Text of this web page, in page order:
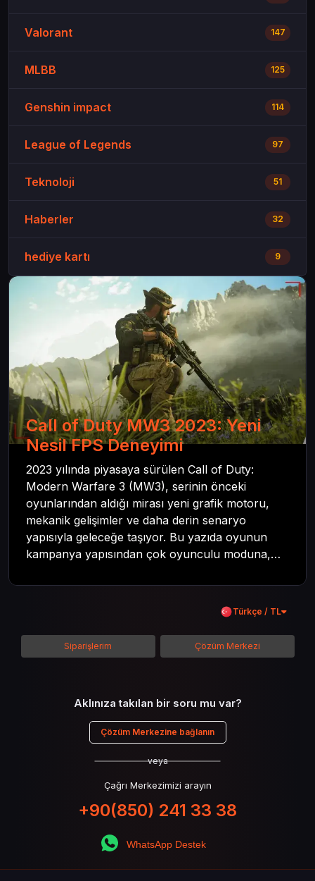
Valorant 147
MLBB 125
Genshin impact 114
League of Legends 97
Teknoloji 51
Haberler 32
hediye kartı 9
Call of Duty MW3 2023: Yeni
Nesil FPS Deneyimi
2023 yılında piyasaya sürülen Call of Duty:
Modern Warfare 3 (MW3), serinin önceki
oyunlarından aldığı mirası yeni grafik motoru,
mekanik gelişimler ve daha derin senaryo
yapısıyla geleceğe taşıyor. Bu yazıda oyunun
kampanya yapısından çok oyunculu moduna,
kadar her şeyi kapsamaya çalışacaktır. Tüm
içeriği boyunca Call of Duty evreninin
detaylarına inilecek ve steam hediye kartı
kullanımının avantajlarından da bahsedilecektir.
Türkçe / TL
Siparişlerim Çözüm Merkezi
Aklınıza takılan bir soru mu var?
Çözüm Merkezine bağlanın
veya
Çağrı Merkezimizi arayın
+90(850) 241 33 38
WhatsApp Destek